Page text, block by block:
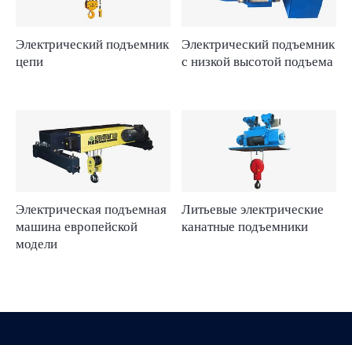
Электрический подъемник
цепи
Электрический подъемник
с низкой высотой подъема
Электрическая подъемная
машина европейской
модели
Литьевые электрические
канатные подъемники